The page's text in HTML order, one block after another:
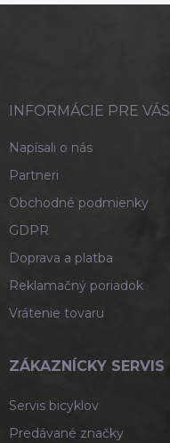
INFORMÁCIE PRE VÁS
Napísali o nás
Partneri
Obchodné podmienky
GDPR
Doprava a platba
Reklamačný poriadok
Vrátenie tovaru
ZÁKAZNÍCKY SERVIS
Servis bicyklov
Predávané značky